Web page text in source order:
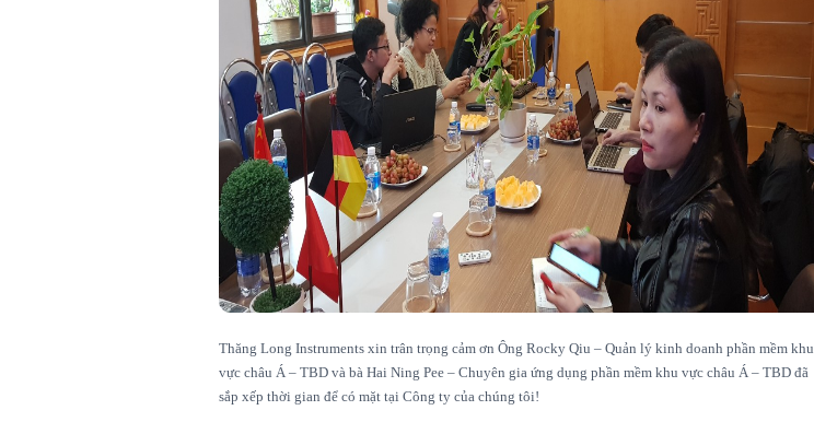
Thăng Long Instruments xin trân trọng cảm ơn Ông Rocky Qiu – Quản lý kinh doanh phần mềm khu
vực châu Á – TBD và bà Hai Ning Pee – Chuyên gia ứng dụng phần mềm khu vực châu Á – TBD đã
sắp xếp thời gian để có mặt tại Công ty của chúng tôi!